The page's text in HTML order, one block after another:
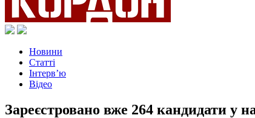
Новини
Статті
Інтерв’ю
Відео
Зареєстровано вже 264 кандидати у